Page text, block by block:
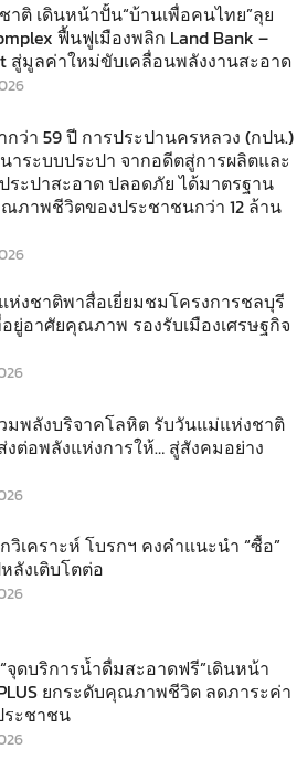
าติ เดินหน้าปั้น“บ้านเพื่อคนไทย”ลุย
ฟื้นฟูเมืองพลิก Land Bank –
สู่มูลค่าใหม่ขับเคลื่อนพลังงานสะอาด
กว่า 59 ปี การประปานครหลวง (กปน.)
ระบบประปา จากอดีตสู่การผลิตและ
ระปาสะอาด ปลอดภัย ได้มาตรฐาน
ภาพชีวิตของประชาชนกว่า 12 ล้าน
ห่งชาติพาสื่อเยี่ยมชมโครงการชลบุรี
ยู่อาศัยคุณภาพ รองรับเมืองเศรษฐกิจ
วมพลังบริจาคโลหิต รับวันแม่แห่งชาติ
งต่อพลังแห่งการให้… สู่สังคมอย่าง
วิเคราะห์ โบรกฯ คงคำแนะนำ “ซื้อ”
ลังเติบโตต่อ
จุดบริการน้ำดื่มสะอาดฟรี”เดินหน้า
ยกระดับคุณภาพชีวิต ลดภาระค่า
ะชาชน